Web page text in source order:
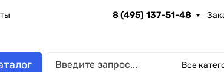
8 (495) 137-51-48
Все